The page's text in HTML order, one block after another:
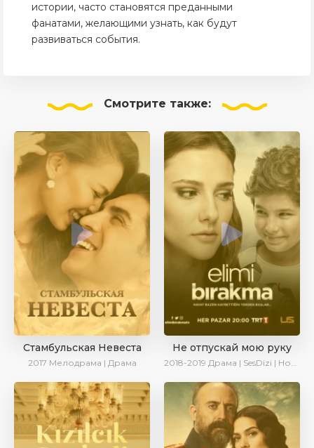
истории, часто становятся преданными
фанатами, желающими узнать, как будут
развиваться события.
Смотрите также:
Стамбульская Невеста
2017 Мелодрама | Драма
Не отпускай мою руку
2018-2019 Драма | SesDizi | Новинки